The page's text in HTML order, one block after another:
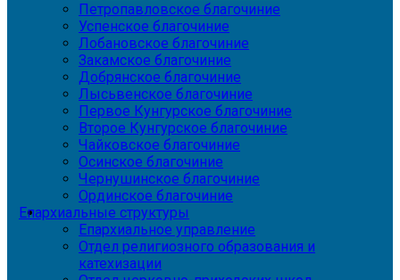
Петропавловское благочиние
Успенское благочиние
Лобановское благочиние
Закамское благочиние
Добрянское благочиние
Лысьвенское благочиние
Первое Кунгурское благочиние
Второе Кунгурское благочиние
Чайковское благочиние
Осинское благочиние
Чернушинское благочиние
Ординское благочиние
Епархиальные структуры
Епархиальное управление
Отдел религиозного образования и
катехизации